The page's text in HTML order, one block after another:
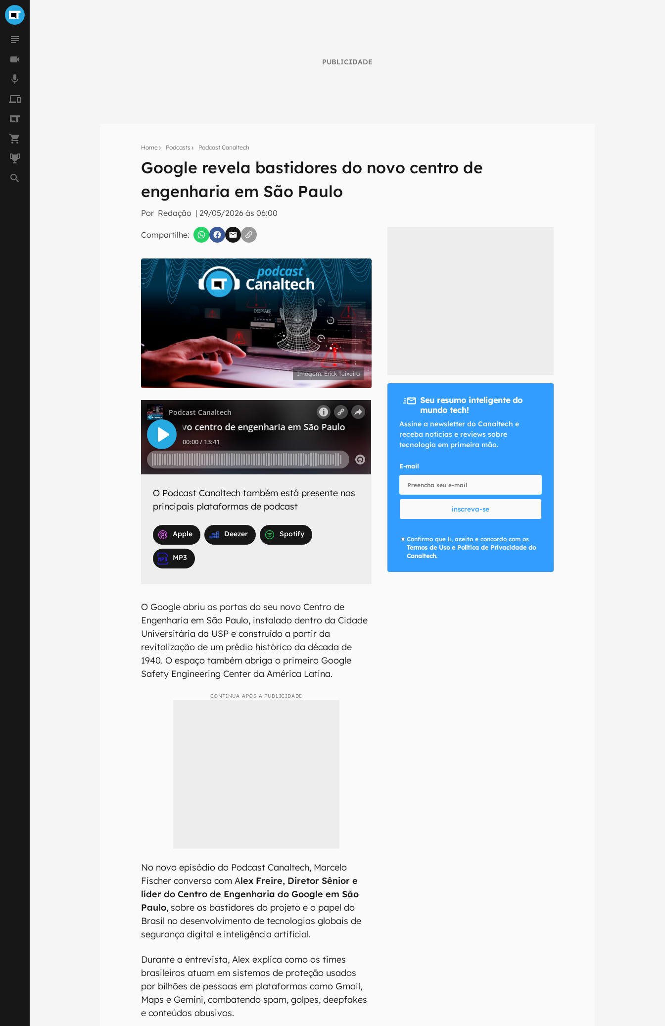
PUBLICIDADE
Home Podcasts Podcast Canaltech
Google revela bastidores do novo centro de
engenharia em São Paulo
Por Redação | 29/05/2026 às 06:00
Compartilhe:
Seu resumo inteligente do mundo tech!
Assine a newsletter do Canaltech e receba notícias e reviews sobre tecnologia em primeira
mão.
E-mail
Confirmo que li, aceito e concordo com os Termos de Uso e Política de Privacidade do Canaltech.
Erick Teixeira
O Podcast Canaltech também está presente nas
principais plataformas de podcast
Apple Deezer Spotify
MP3
O Google abriu as portas do seu novo Centro de
Engenharia em São Paulo, instalado dentro da Cidade
Universitária da USP e construído a partir da
revitalização de um prédio histórico da década de
1940. O espaço também abriga o primeiro Google
Safety Engineering Center da América Latina.
CONTINUA APÓS A PUBLICIDADE
No novo episódio do Podcast Canaltech, Marcelo
Fischer conversa com Alex Freire, Diretor Sênior e
líder do Centro de Engenharia do Google em São
Paulo, sobre os bastidores do projeto e o papel do
Brasil no desenvolvimento de tecnologias globais de
segurança digital e inteligência artificial.
Durante a entrevista, Alex explica como os times
brasileiros atuam em sistemas de proteção usados
por bilhões de pessoas em plataformas como Gmail,
Maps e Gemini, combatendo spam, golpes, deepfakes
e conteúdos abusivos.
Seu resumo inteligente do
mundo tech!
Assine a newsletter do Canaltech e
receba notícias e reviews sobre
tecnologia em primeira mão.
E-mail
inscreva-se
Confirmo que li, aceito e concordo com os
Termos de Uso e Política de Privacidade do
Canaltech.